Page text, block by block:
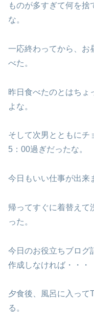
ものが多すぎて何を捨
な。
一応終わってから、お
べた。
昨日食べたのとはちょ
よな。
そして次男とともにチ
5：00過ぎだったな。
今日もいい仕事が出来
帰ってすぐに着替えて
った。
今日のお役立ちブログ
作成しなければ・・・
夕食後、風呂に入って
る。